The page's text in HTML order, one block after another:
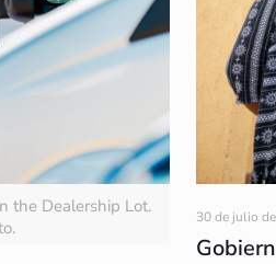
the Dealership Lot.
30 de julio